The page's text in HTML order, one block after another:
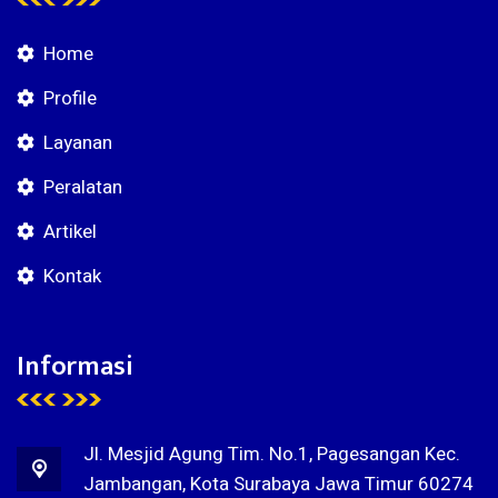
Home
Profile
Layanan
Peralatan
Artikel
Kontak
Informasi
Jl. Mesjid Agung Tim. No.1, Pagesangan Kec.
Jambangan, Kota Surabaya Jawa Timur 60274